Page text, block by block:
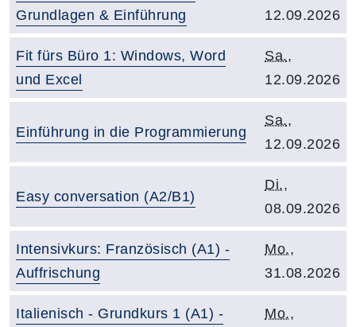
Grundlagen & Einführung
12.09.2026
Kurstitel:
Fit fürs Büro 1: Windows, Word
und Excel
Kursbeginn:
Sa.,
12.09.2026
Kurstitel:
Einführung in die Programmierung
Kursbeginn:
Sa.,
12.09.2026
Kurstitel:
Easy conversation (A2/B1)
Kursbeginn:
Di.,
08.09.2026
Kurstitel:
Intensivkurs: Französisch (A1) -
Auffrischung
Kursbeginn:
Mo.,
31.08.2026
Kurstitel:
Italienisch - Grundkurs 1 (A1) -
Kursbeginn:
Mo.,